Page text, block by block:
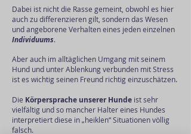
Dabei ist nicht die Rasse gemeint, obwohl es hier
auch zu differenzieren gilt, sondern das Wesen
und angeborene Verhalten eines jeden einzelnen
Individuums.
Aber auch im alltäglichen Umgang mit seinem
Hund und unter Ablenkung verbunden mit Stress
ist es wichtig seinen Freund richtig einzuschätzen.
Die Körpersprache unserer Hunde ist sehr
vielfältig und so mancher Halter eines Hundes
interpretiert diese in „heiklen“ Situationen völlig
falsch.